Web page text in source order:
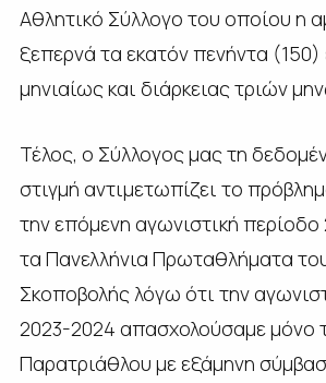
Αθλητικό Σύλλογο του οποίου η
ξεπερνά τα εκατόν πενήντα (150)
μηνιαίως και διάρκειας τριών
Τέλος, ο Σύλλογος μας τη
στιγμή αντιμετωπίζει το
την επόμενη αγωνιστική
τα Πανελλήνια Πρωταθλήματα
Σκοποβολής λόγω ότι την
2023-2024 απασχολούσαμε μόνο
Παρατριάθλου με εξάμηνη